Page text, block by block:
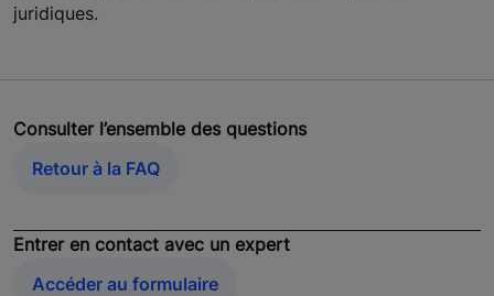
juridiques.
Consulter l’ensemble des questions
Retour à la FAQ
Entrer en contact avec un expert
Accéder au formulaire